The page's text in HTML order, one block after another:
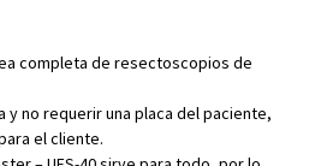
completa de resectoscopios de
y no requerir una placa del paciente,
el cliente.